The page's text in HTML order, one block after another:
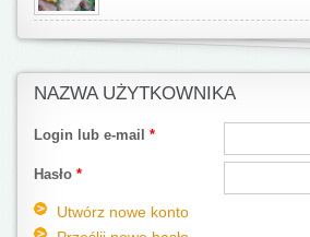
NAZWA UŻYTKOWNIKA
Login lub e-mail *
Hasło *
Utwórz nowe konto